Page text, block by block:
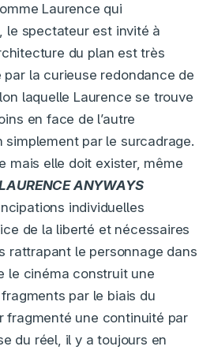
Laurence qui
le spectateur est invité à
du plan est très
la curieuse redondance de
laquelle Laurence se trouve
en face de l’autre
simplement par le surcadrage.
mais elle doit exister, même
ANYWAYS
individuelles
de la liberté et nécessaires
rattrapant le personnage dans
le cinéma construit une
par le biais du
fragmenté une continuité par
du réel, il y a toujours en